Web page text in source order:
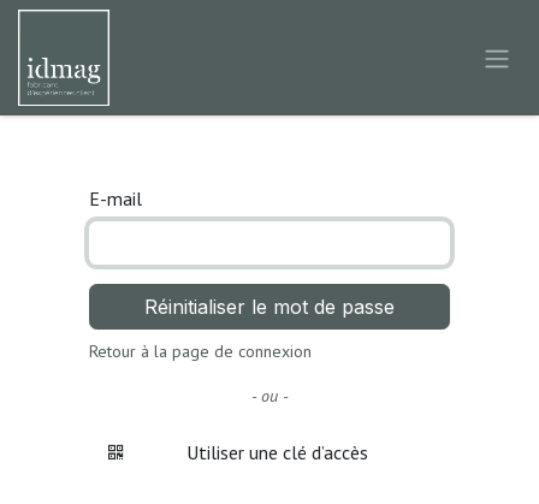
Se rendre au contenu
E-mail
Réinitialiser le mot de passe
Retour à la page de connexion
- ou -
Utiliser une clé d’accès